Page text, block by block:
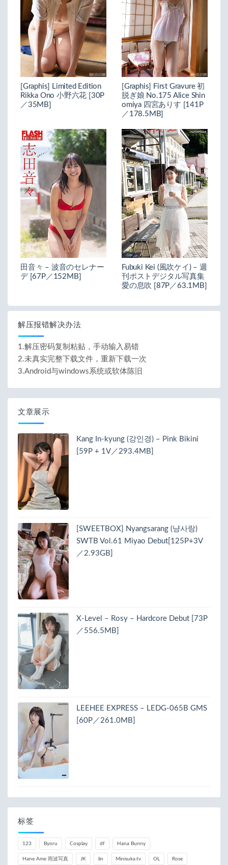
[Graphis] Limited Edition
Rikka Ono 小野六花 [30P
／35MB]
[Graphis] First Gravure 初
脱ぎ娘 No.175 Alice Shin
omiya 四宮ありす [141P
／178.5MB]
田音々 – 波音のセレナー
デ [67P／152MB]
Fubuki Kei (風吹ケイ) – 週
刊ポストデジタル写真集
愛の息吹 [87P／63.1MB]
解压报错解决办法
1.解压密码复制粘贴，手动输入易错
2.未真实完整下载文件，重新下载一次
3.Android与windows系统或软体陈旧
文章展示
Kang In-kyung (강인경) – Pink Bikini
[59P + 1V／293.4MB]
[SWEETBOX] Nyangsarang (냥사랑)
SWTB Vol.61 Miyao Debut[125P+3V
／2.93GB]
X-Level – Rosy – Hardcore Debut [73P
／556.5MB]
LEEHEE EXPRESS – LEDG-065B GMS
[60P／261.0MB]
标签
123 Byoru Cosplay df Hana Bunny
Hane Ame 雨波写真 JK lin Minisuka.tv OL Rose